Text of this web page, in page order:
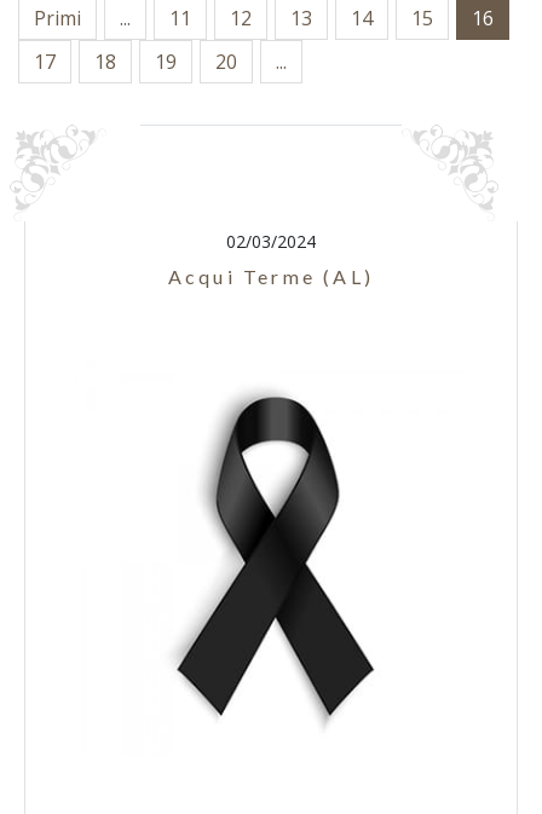
Primi ... 11 12 13 14 15
16
17
18 19 20 ...
02/03/2024
Acqui Terme (AL)